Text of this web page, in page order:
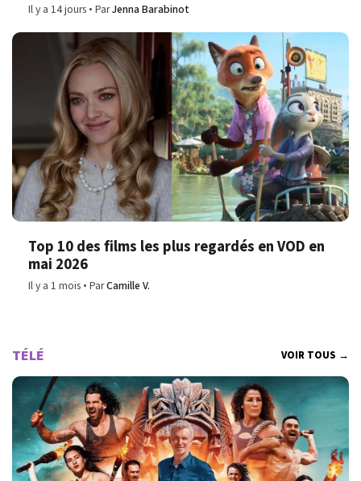
Il y a 14 jours ParJenna Barabinot
Top 10 des films les plus regardés en VOD en
mai 2026
Il y a 1 mois ParCamille V.
TÉLÉ VOIR TOUS →